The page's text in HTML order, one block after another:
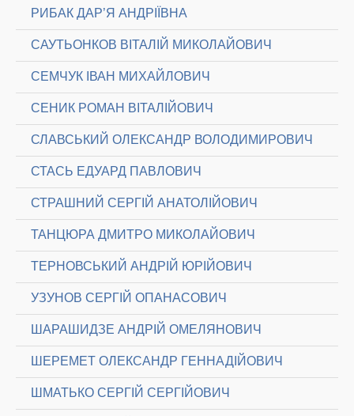
РИБАК ДАР’Я АНДРІЇВНА
САУТЬОНКОВ ВІТАЛІЙ МИКОЛАЙОВИЧ
СЕМЧУК ІВАН МИХАЙЛОВИЧ
СЕНИК РОМАН ВІТАЛІЙОВИЧ
СЛАВСЬКИЙ ОЛЕКСАНДР ВОЛОДИМИРОВИЧ
СТАСЬ ЕДУАРД ПАВЛОВИЧ
СТРАШНИЙ СЕРГІЙ АНАТОЛІЙОВИЧ
ТАНЦЮРА ДМИТРО МИКОЛАЙОВИЧ
ТЕРНОВСЬКИЙ АНДРІЙ ЮРІЙОВИЧ
УЗУНОВ СЕРГІЙ ОПАНАСОВИЧ
ШАРАШИДЗЕ АНДРІЙ ОМЕЛЯНОВИЧ
ШЕРЕМЕТ ОЛЕКСАНДР ГЕННАДІЙОВИЧ
ШМАТЬКО СЕРГІЙ СЕРГІЙОВИЧ